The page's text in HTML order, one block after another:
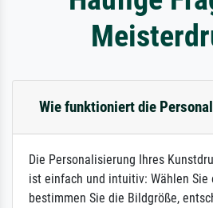
Wie funktioniert die
Die Personalisierung Ihres
ist einfach und intuitiv: Wählen Sie
bestimmen Sie die Bildgröße,